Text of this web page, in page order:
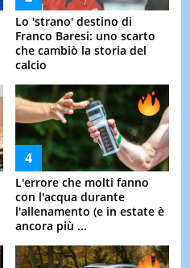
Lo 'strano' destino di
Franco Baresi: uno scarto
che cambiò la storia del
calcio
L'errore che molti fanno
con l'acqua durante
l'allenamento (e in estate è
ancora più ...